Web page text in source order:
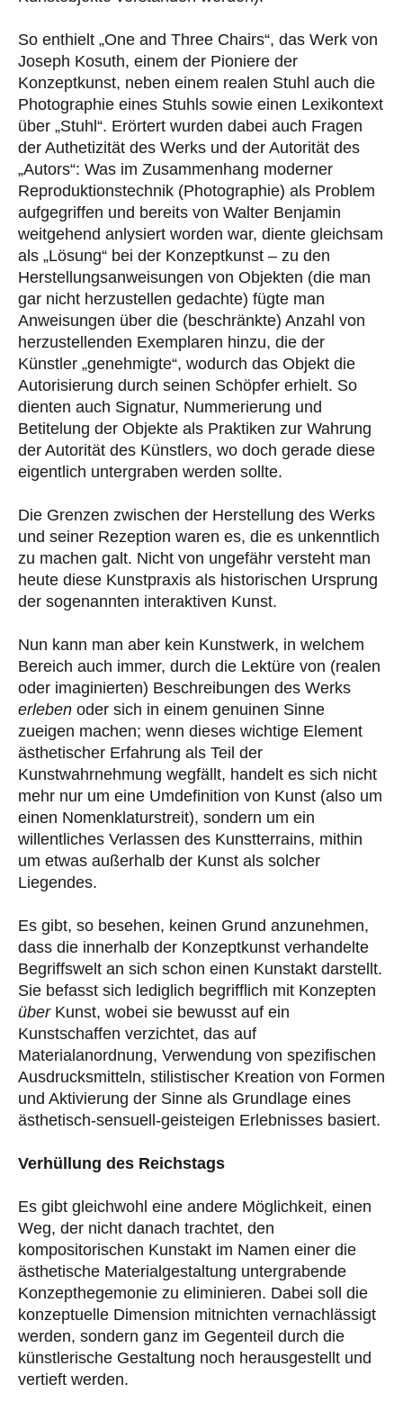
So enthielt „One and Three Chairs“, das Werk von
Joseph Kosuth, einem der Pioniere der
Konzeptkunst, neben einem realen Stuhl auch die
Photographie eines Stuhls sowie einen Lexikontext
über „Stuhl“. Erörtert wurden dabei auch Fragen
der Authetizität des Werks und der Autorität des
„Autors“: Was im Zusammenhang moderner
Reproduktionstechnik (Photographie) als Problem
aufgegriffen und bereits von Walter Benjamin
weitgehend anlysiert worden war, diente gleichsam
als „Lösung“ bei der Konzeptkunst – zu den
Herstellungsanweisungen von Objekten (die man
gar nicht herzustellen gedachte) fügte man
Anweisungen über die (beschränkte) Anzahl von
herzustellenden Exemplaren hinzu, die der
Künstler „genehmigte“, wodurch das Objekt die
Autorisierung durch seinen Schöpfer erhielt. So
dienten auch Signatur, Nummerierung und
Betitelung der Objekte als Praktiken zur Wahrung
der Autorität des Künstlers, wo doch gerade diese
eigentlich untergraben werden sollte.
Die Grenzen zwischen der Herstellung des Werks
und seiner Rezeption waren es, die es unkenntlich
zu machen galt. Nicht von ungefähr versteht man
heute diese Kunstpraxis als historischen Ursprung
der sogenannten interaktiven Kunst.
Nun kann man aber kein Kunstwerk, in welchem
Bereich auch immer, durch die Lektüre von (realen
oder imaginierten) Beschreibungen des Werks
erleben oder sich in einem genuinen Sinne
zueigen machen; wenn dieses wichtige Element
ästhetischer Erfahrung als Teil der
Kunstwahrnehmung wegfällt, handelt es sich nicht
mehr nur um eine Umdefinition von Kunst (also um
einen Nomenklaturstreit), sondern um ein
willentliches Verlassen des Kunstterrains, mithin
um etwas außerhalb der Kunst als solcher
Liegendes.
Es gibt, so besehen, keinen Grund anzunehmen,
dass die innerhalb der Konzeptkunst verhandelte
Begriffswelt an sich schon einen Kunstakt darstellt.
Sie befasst sich lediglich begrifflich mit Konzepten
überKunst, wobei sie bewusst auf ein
Kunstschaffen verzichtet, das auf
Materialanordnung, Verwendung von spezifischen
Ausdrucksmitteln, stilistischer Kreation von Formen
und Aktivierung der Sinne als Grundlage eines
ästhetisch-sensuell-geisteigen Erlebnisses basiert.
Verhüllung des Reichstags
Es gibt gleichwohl eine andere Möglichkeit, einen
Weg, der nicht danach trachtet, den
kompositorischen Kunstakt im Namen einer die
ästhetische Materialgestaltung untergrabende
Konzepthegemonie zu eliminieren. Dabei soll die
konzeptuelle Dimension mitnichten vernachlässigt
werden, sondern ganz im Gegenteil durch die
künstlerische Gestaltung noch herausgestellt und
vertieft werden.